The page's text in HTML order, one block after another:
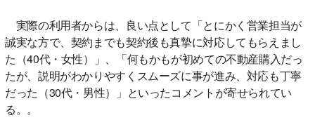
実際の利用者からは、良い点として「とにかく営業担当が
誠実な方で、契約までも契約後も真摯に対応してもらえまし
た（40代・女性）」、「何もかもが初めての不動産購入だっ
たが、説明がわかりやすくスムーズに事が進み、対応も丁寧
だった（30代・男性）」といったコメントが寄せられてい
る。。